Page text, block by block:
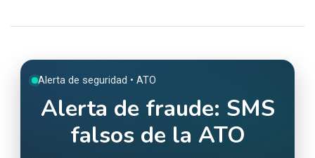
Alerta de seguridad • ATO
Alerta de fraude: SMS
falsos de la ATO